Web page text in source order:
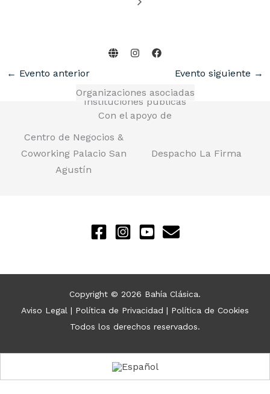
← Evento anterior Evento siguiente →
Con el apoyo de
Instituciones públicas
Organizaciones asociadas
Centro de Negocios &
Coworking Palacio San
Agustín
Despacho La Firma
Copyright © 2026 Bahía Clásica.
Aviso Legal | Política de Privacidad | Política de Cookies
Todos los derechos reservados.